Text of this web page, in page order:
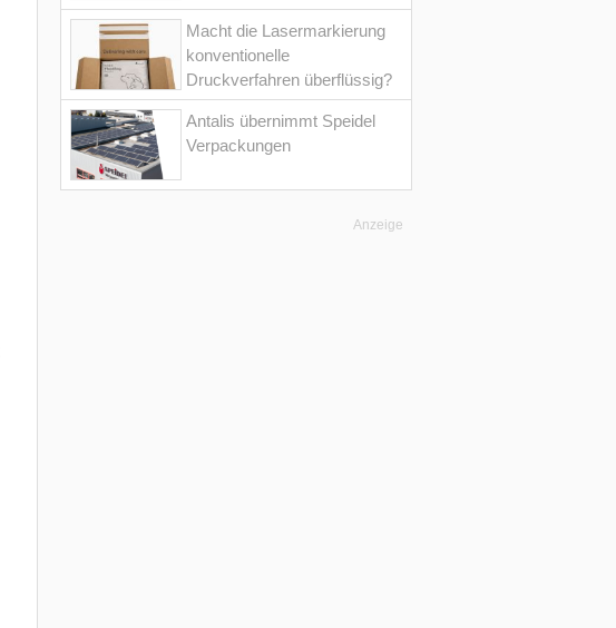
Macht die Lasermarkierung
konventionelle
Druckverfahren überflüssig?
Antalis übernimmt Speidel
Verpackungen
Anzeige